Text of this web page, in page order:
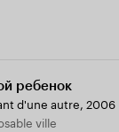
ребенок
d'une autre, 2006
ville